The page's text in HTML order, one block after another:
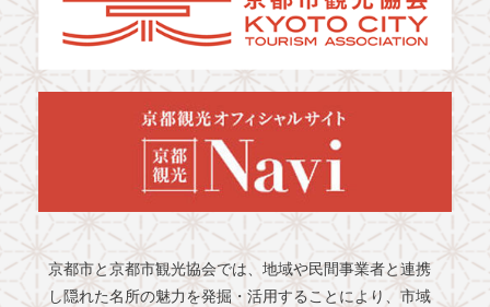
京都市と京都市観光協会では、地域や民間事業者と連携
し隠れた名所の魅力を発掘・活用することにより、市域